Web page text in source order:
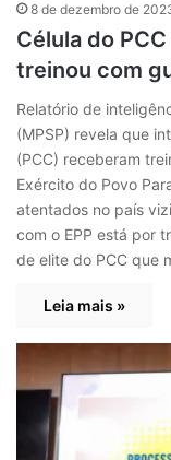
8 de dezembro de
Célula do
treinou com
Relatório de
(MPSP) revela que
(PCC) receberam
Exército do Povo
atentados no país
com o EPP está por
de elite do PCC que
Leia mais »